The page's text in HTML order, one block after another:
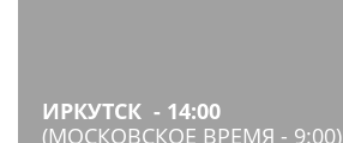
ИРКУТСК - 14:00
(МОСКОВСКОЕ ВРЕМЯ - 9:00)